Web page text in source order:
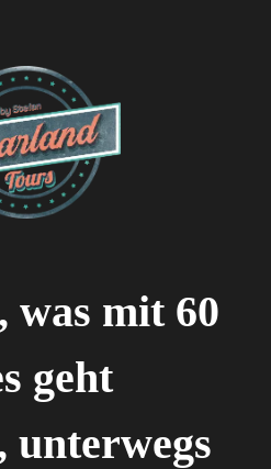
was mit 60
geht
unterwegs